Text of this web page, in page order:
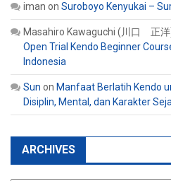
iman on Suroboyo Kenyukai –
Masahiro Kawaguchi (川口 正
Open Trial Kendo Beginner
Indonesia
Sun on Manfaat Berlatih Kendo
Disiplin, Mental, dan Karakter
ARCHIVES